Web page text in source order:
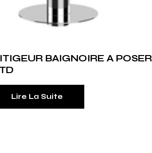
BAIGNOIRE A POSER
Lire La Suite